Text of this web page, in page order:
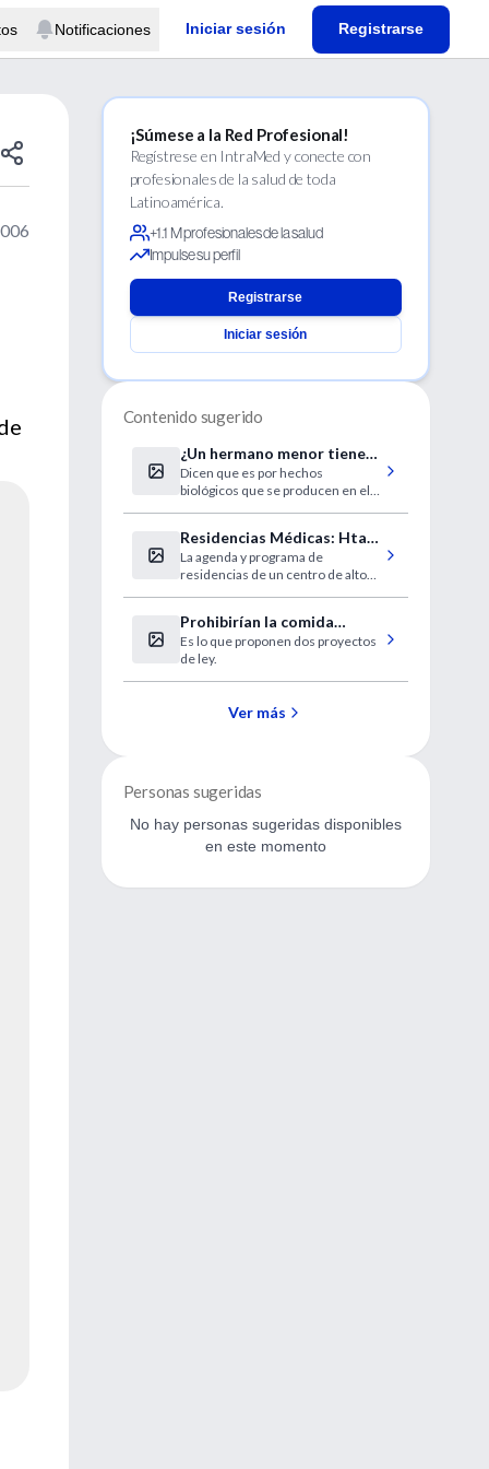
Notificaciones Iniciar sesión Registrarse
¡Súmese a la Red Profesional!
Regístrese en IntraMed y conecte con
profesionales de la salud de toda
Latinoamérica.
+1.1 M profesionales de la salud
Impulse su perfil
Registrarse
Iniciar sesión
Contenido sugerido
¿Un hermano menor tiene
más chances de ser gay?
Dicen que es por hechos
biológicos que se producen en el
Residencias Médicas: Htal.
Comunidad, Mar del Plata
La agenda y programa de
residencias de un centro de alto
Prohibirían la comida
chatarra en las escuelas
Es lo que proponen dos proyectos
de ley.
Ver más
Personas sugeridas
No hay personas sugeridas disponibles
en este momento